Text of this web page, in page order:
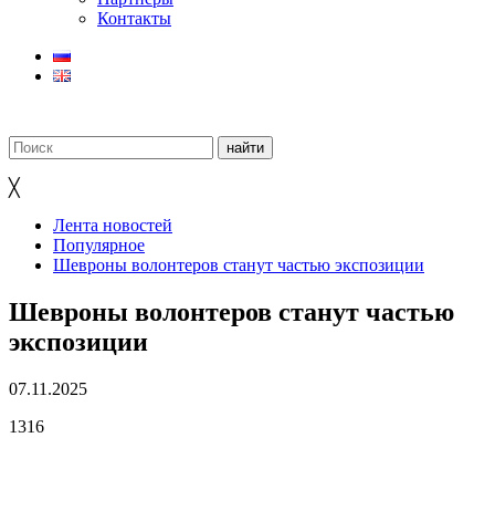
Контакты
╳
Лента новостей
Популярное
Шевроны волонтеров станут частью экспозиции
Шевроны волонтеров станут частью
экспозиции
07.11.2025
1316